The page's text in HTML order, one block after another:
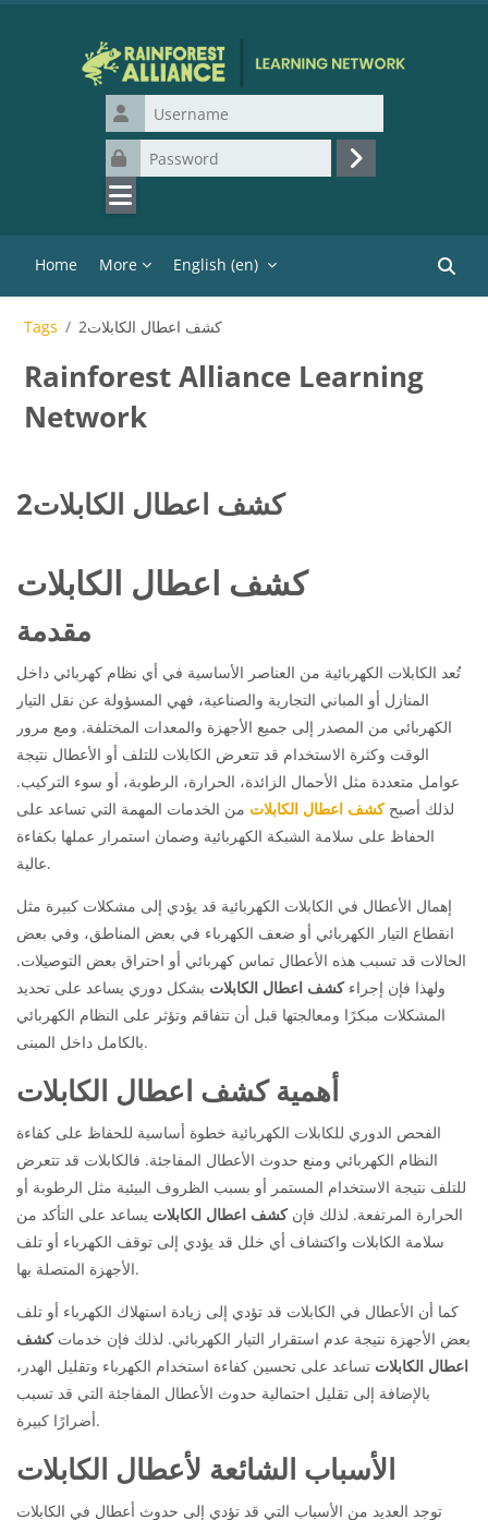
Username
Password
Log in
Home More English ‎(en)‎
Tags كشف اعطال الكابلات2
Rainforest Alliance Learning
Network
كشف اعطال الكابلات2
كشف اعطال الكابلات
مقدمة
تُعد الكابلات الكهربائية من العناصر الأساسية في أي نظام كهربائي داخل
المنازل أو المباني التجارية والصناعية، فهي المسؤولة عن نقل التيار
الكهربائي من المصدر إلى جميع الأجهزة والمعدات المختلفة. ومع مرور
الوقت وكثرة الاستخدام قد تتعرض الكابلات للتلف أو الأعطال نتيجة
عوامل متعددة مثل الأحمال الزائدة، الحرارة، الرطوبة، أو سوء التركيب.
لذلك أصبحكشف اعطال الكابلات من الخدمات المهمة التي تساعد على
الحفاظ على سلامة الشبكة الكهربائية وضمان استمرار عملها بكفاءة
عالية.
إهمال الأعطال في الكابلات الكهربائية قد يؤدي إلى مشكلات كبيرة مثل
انقطاع التيار الكهربائي أو ضعف الكهرباء في بعض المناطق، وفي بعض
الحالات قد تسبب هذه الأعطال تماس كهربائي أو احتراق بعض التوصيلات.
ولهذا فإن إجراءكشف اعطال الكابلات بشكل دوري يساعد على تحديد
المشكلات مبكرًا ومعالجتها قبل أن تتفاقم وتؤثر على النظام الكهربائي
بالكامل داخل المبنى.
أهمية كشف اعطال الكابلات
الفحص الدوري للكابلات الكهربائية خطوة أساسية للحفاظ على كفاءة
النظام الكهربائي ومنع حدوث الأعطال المفاجئة. فالكابلات قد تتعرض
للتلف نتيجة الاستخدام المستمر أو بسبب الظروف البيئية مثل الرطوبة أو
الحرارة المرتفعة. لذلك فإنكشف اعطال الكابلات يساعد على التأكد من
سلامة الكابلات واكتشاف أي خلل قد يؤدي إلى توقف الكهرباء أو تلف
الأجهزة المتصلة بها.
كما أن الأعطال في الكابلات قد تؤدي إلى زيادة استهلاك الكهرباء أو تلف
بعض الأجهزة نتيجة عدم استقرار التيار الكهربائي. لذلك فإن خدماتكشف
اعطال الكابلات تساعد على تحسين كفاءة استخدام الكهرباء وتقليل الهدر،
بالإضافة إلى تقليل احتمالية حدوث الأعطال المفاجئة التي قد تسبب
أضرارًا كبيرة.
الأسباب الشائعة لأعطال الكابلات
توجد العديد من الأسباب التي قد تؤدي إلى حدوث أعطال في الكابلات